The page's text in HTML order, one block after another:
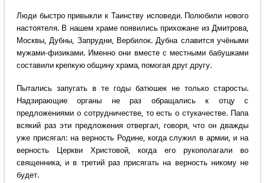
Люди быстро привыкли к Таинству исповеди. Полюбили нового
настоятеля. В нашем храме появились прихожане из Дмитрова,
Москвы, Дубны, Запрудни, Вербилок. Дубна славится учёными
мужами-физиками. Именно они вместе с местными бабушками
составили крепкую общину храма, помогая друг другу.
Пытались запугать в те годы батюшек не только старосты.
Надзирающие органы не раз обращались к отцу с
предложениями о сотрудничестве, то есть о стукачестве. Папа
всякий раз эти предложения отвергал, говоря, что он дважды
уже присягал: на верность Родине, когда служил в армии, и на
верность Церкви Христовой, когда его рукополагали во
священника, и в третий раз присягать на верность никому не
будет.